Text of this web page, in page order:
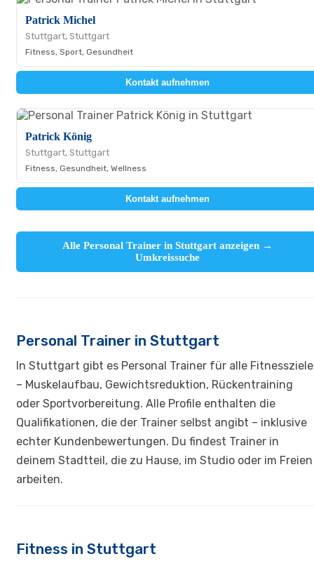
Patrick Michel
Stuttgart, Stuttgart
Fitness, Sport, Gesundheit
Kontakt aufnehmen
Patrick König
Stuttgart, Stuttgart
Fitness, Gesundheit, Wellness
Kontakt aufnehmen
Alle Personal Trainer in Stuttgart anzeigen →
Umkreissuche
Personal Trainer in Stuttgart
In Stuttgart gibt es Personal Trainer für alle Fitnessziele
– Muskelaufbau, Gewichtsreduktion, Rückentraining
oder Sportvorbereitung. Alle Profile enthalten die
Qualifikationen, die der Trainer selbst angibt – inklusive
echter Kundenbewertungen. Du findest Trainer in
deinem Stadtteil, die zu Hause, im Studio oder im Freien
arbeiten.
Fitness in Stuttgart